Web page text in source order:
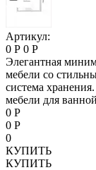
Артикул:
0 Р 0 Р
Элегантная
мебели со
система
мебели для
0 Р
0 Р
0
КУПИТЬ
КУПИТЬ